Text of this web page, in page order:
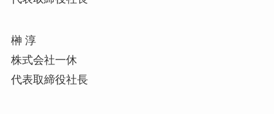
榊 淳
株式会社一休
代表取締役社長